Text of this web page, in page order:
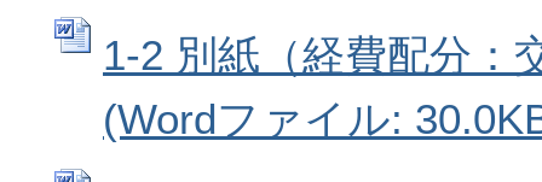
1-2 別紙（経費配分：
(Wordファイル: